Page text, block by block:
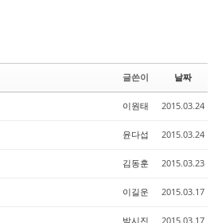
글쓴이 날짜
이원태 2015.03.24
윤다섭 2015.03.24
김동훈 2015.03.23
이길운 2015.03.17
박시진 2015.03.17